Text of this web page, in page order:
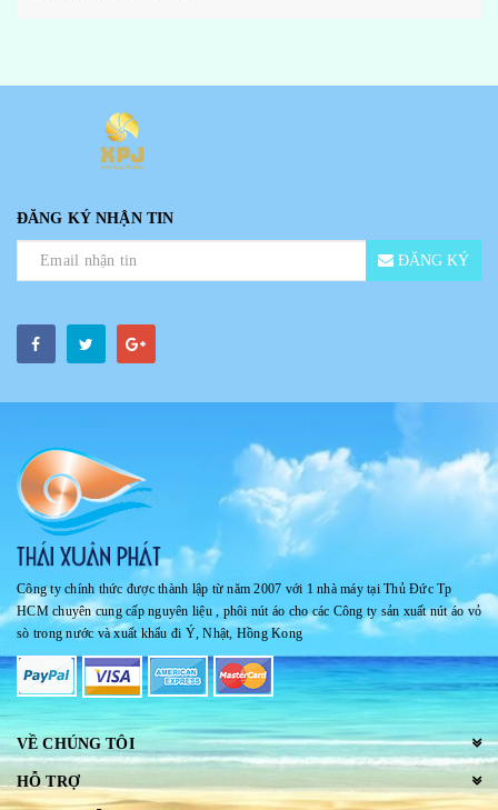
ĐĂNG KÝ NHẬN TIN
ĐĂNG KÝ
Công ty chính thức được thành lập từ năm 2007 với 1 nhà máy tại Thủ Đức Tp
HCM chuyên cung cấp nguyên liệu , phôi nút áo cho các Công ty sản xuất nút áo vỏ
sò trong nước và xuất khẩu đi Ý, Nhật, Hồng Kong
VỀ CHÚNG TÔI
HỖ TRỢ